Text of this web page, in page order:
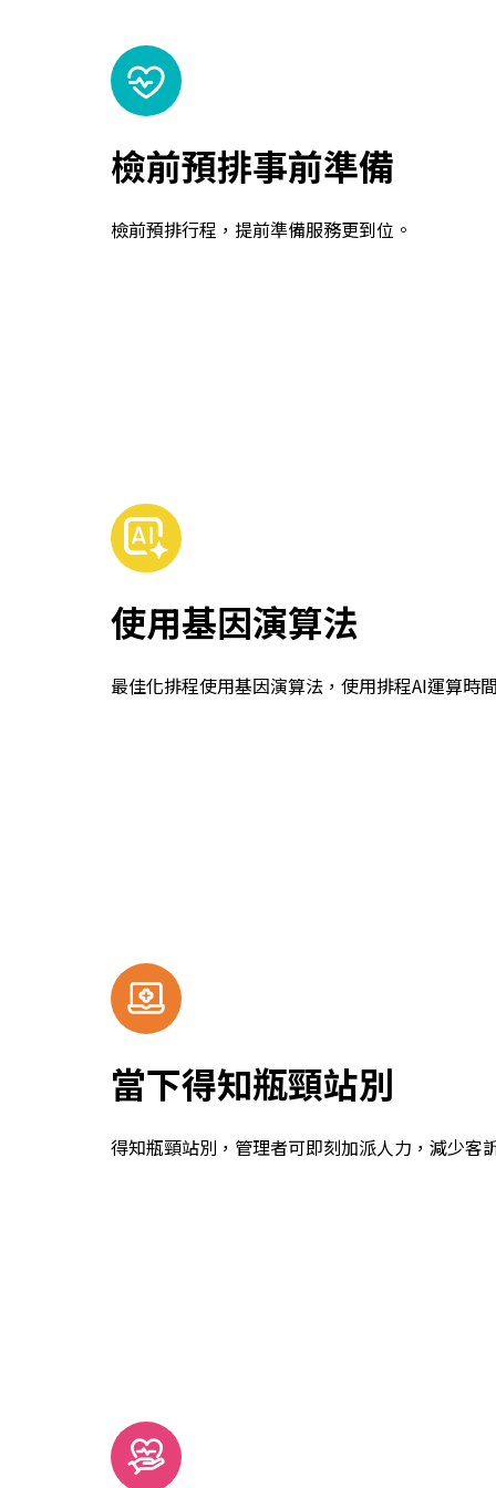
檢前預排事前準備
檢前預排行程，提前準備服務更到位。
使用基因演算法
最佳化排程使用基因演算法，使用排程AI運算時
當下得知瓶頸站別
得知瓶頸站別，管理者可即刻加派人力，減少客